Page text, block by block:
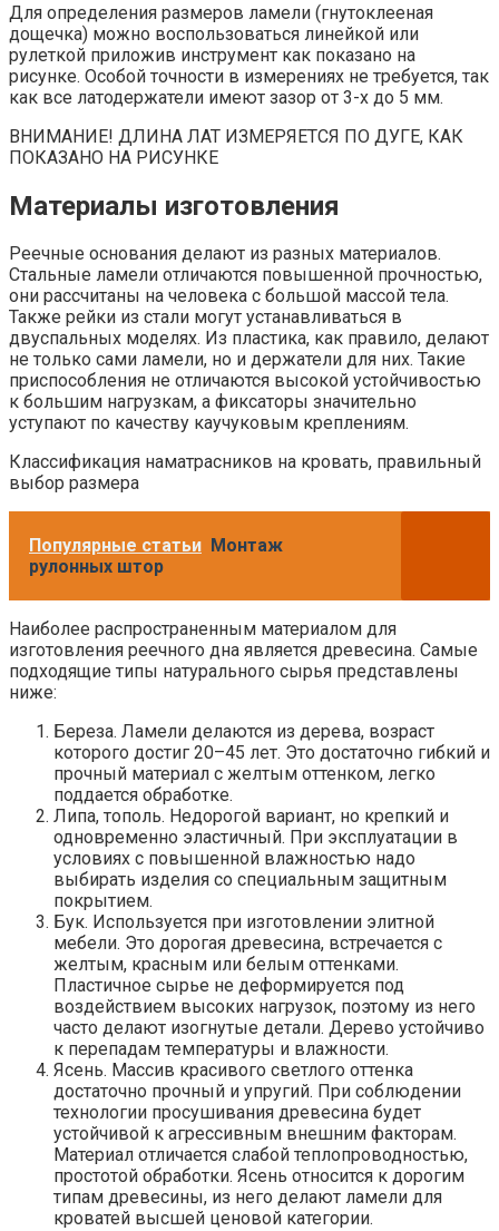
Для определения размеров ламели (гнутоклееная
дощечка) можно воспользоваться линейкой или
рулеткой приложив инструмент как показано на
рисунке. Особой точности в измерениях не требуется, так
как все латодержатели имеют зазор от 3-х до 5 мм.
ВНИМАНИЕ! ДЛИНА ЛАТ ИЗМЕРЯЕТСЯ ПО ДУГЕ, КАК
ПОКАЗАНО НА РИСУНКЕ
Материалы изготовления
Реечные основания делают из разных материалов.
Стальные ламели отличаются повышенной прочностью,
они рассчитаны на человека с большой массой тела.
Также рейки из стали могут устанавливаться в
двуспальных моделях. Из пластика, как правило, делают
не только сами ламели, но и держатели для них. Такие
приспособления не отличаются высокой устойчивостью
к большим нагрузкам, а фиксаторы значительно
уступают по качеству каучуковым креплениям.
Классификация наматрасников на кровать, правильный
выбор размера
Популярные статьи Монтаж
рулонных штор
Наиболее распространенным материалом для
изготовления реечного дна является древесина. Самые
подходящие типы натурального сырья представлены
ниже:
Береза. Ламели делаются из дерева, возраст
которого достиг 20–45 лет. Это достаточно гибкий и
прочный материал с желтым оттенком, легко
поддается обработке.
Липа, тополь. Недорогой вариант, но крепкий и
одновременно эластичный. При эксплуатации в
условиях с повышенной влажностью надо
выбирать изделия со специальным защитным
покрытием.
Бук. Используется при изготовлении элитной
мебели. Это дорогая древесина, встречается с
желтым, красным или белым оттенками.
Пластичное сырье не деформируется под
воздействием высоких нагрузок, поэтому из него
часто делают изогнутые детали. Дерево устойчиво
к перепадам температуры и влажности.
Ясень. Массив красивого светлого оттенка
достаточно прочный и упругий. При соблюдении
технологии просушивания древесина будет
устойчивой к агрессивным внешним факторам.
Материал отличается слабой теплопроводностью,
простотой обработки. Ясень относится к дорогим
типам древесины, из него делают ламели для
кроватей высшей ценовой категории.